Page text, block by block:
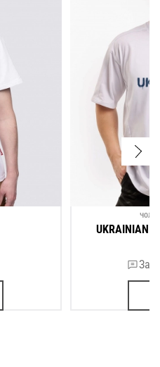
UKRAINIAN